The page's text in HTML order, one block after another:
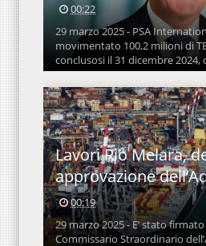
00:22
29 marzo 2025 - PSA
movimentato 100,2 milioni di
conclusosi il 31 dicembre 2024,
Lavori Rio Melara,
approvazione
00:19
29 marzo 2025 - E’ stato
Commissario Straordinario